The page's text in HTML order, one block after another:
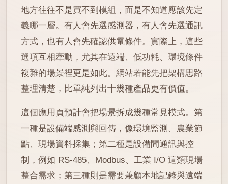
地方往往不是買不到模組，而是不知道應該先定
義哪一層。有人會先選感測器，有人會先選通訊
方式，也有人會先確認供電條件。實際上，這些
選項互相牽動，尤其在遠端、低功耗、環境條件
複雜的場景裡更是如此。網站若能先把架構思路
整理清楚，比單純列出十幾種產品更有價值。
這個應用頁預計會把場景拆成幾種常見模式。第
一種是設備端感測與回傳，像環境監測、農業節
點、現場資料採集；第二種是設備間通訊與控
制，例如 RS-485、Modbus、工業 I/O 這類現場
整合需求；第三種則是需要兼顧本地記錄與遠端